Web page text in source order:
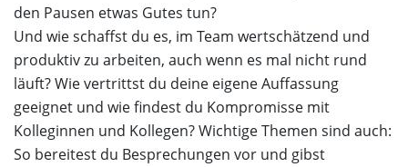
den Pausen etwas Gutes tun?
Und wie schaffst du es, im Team wertschätzend und
produktiv zu arbeiten, auch wenn es mal nicht rund
läuft? Wie vertrittst du deine eigene Auffassung
geeignet und wie findest du Kompromisse mit
Kolleginnen und Kollegen? Wichtige Themen sind auch:
So bereitest du Besprechungen vor und gibst